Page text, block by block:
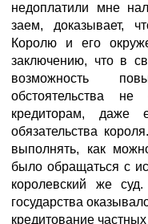
недоплатили мне
заем, доказывает,
Королю и его
заключению, что в
возможность
обстоятельства
кредиторам,
обязательства
выполнять, как
было обращаться с
королевский же
государства
кредитование